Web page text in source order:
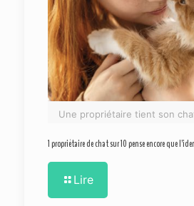
Une propriétaire tient son
1 propriétaire de chat sur 10 pense encore que
Lire